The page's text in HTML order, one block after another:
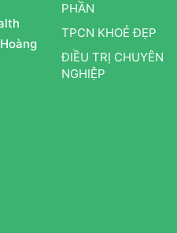
PHẦN
TPCN KHOẺ ĐẸP
ĐIỀU TRỊ CHUYÊN
NGHIỆP